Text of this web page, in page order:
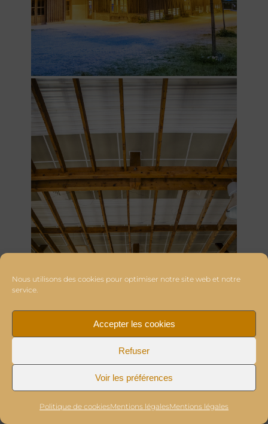
Nous utilisons des cookies pour optimiser notre site web et notre
service.
Accepter les cookies
Refuser
Voir les préférences
Politique de cookiesMentions légalesMentions légales